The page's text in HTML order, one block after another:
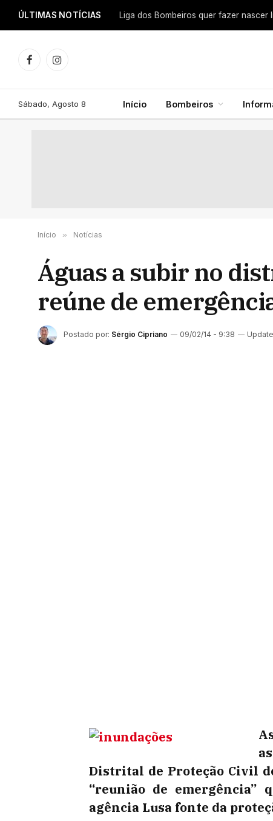
ÚLTIMAS NOTÍCIAS
FacebookInstagram
Sábado, Agosto 8 Início Bombeiros
Início » Notícias
Águas a subir no
reúne de
Postado por: Sérgio Cipriano 09/02/14 - 9:38
Distrital de Proteção Civil
“reunião de emergência”
agência Lusa fonte da